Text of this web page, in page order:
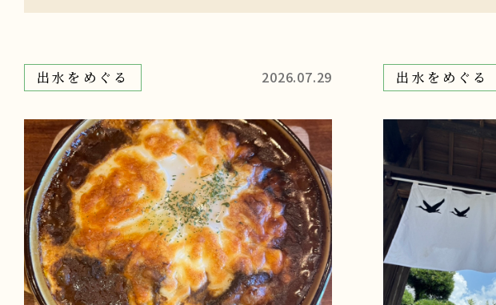
出水をめぐる 2026.07.29 出水をめぐる